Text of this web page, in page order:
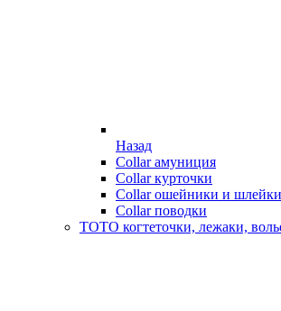
Назад
Collar амуниция
Collar курточки
Collar ошейники и шлейки
Collar поводки
ТОТО когтеточки, лежаки,